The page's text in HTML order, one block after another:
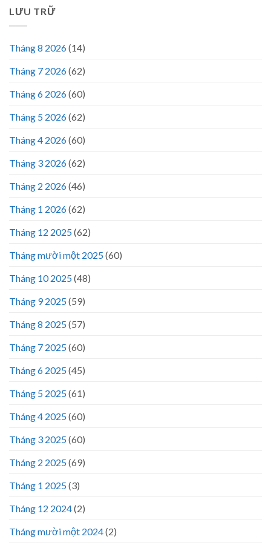
LƯU TRỮ
Tháng 8 2026(14)
Tháng 7 2026(62)
Tháng 6 2026(60)
Tháng 5 2026(62)
Tháng 4 2026(60)
Tháng 3 2026(62)
Tháng 2 2026(46)
Tháng 1 2026(62)
Tháng 12 2025(62)
Tháng mười một 2025(60)
Tháng 10 2025(48)
Tháng 9 2025(59)
Tháng 8 2025(57)
Tháng 7 2025(60)
Tháng 6 2025(45)
Tháng 5 2025(61)
Tháng 4 2025(60)
Tháng 3 2025(60)
Tháng 2 2025(69)
Tháng 1 2025(3)
Tháng 12 2024(2)
Tháng mười một 2024(2)